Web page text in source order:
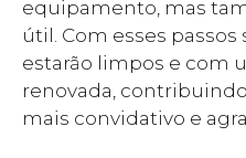
equipamento, mas
útil. Com esses
estarão limpos e com
renovada,
mais convidativo e